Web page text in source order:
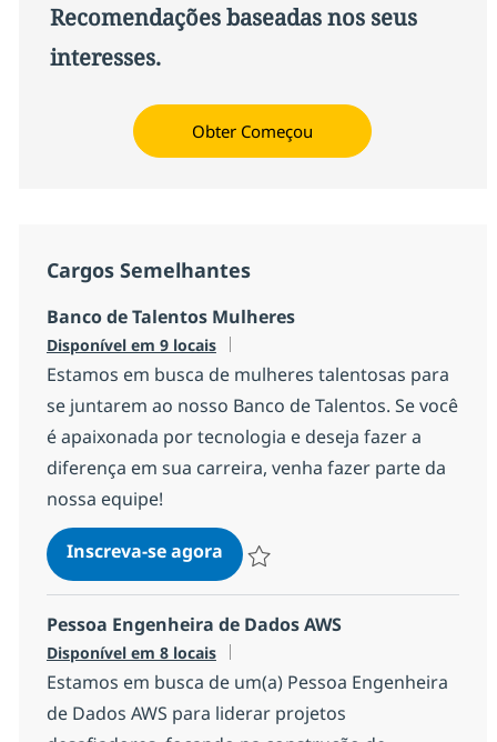
Recomendações baseadas nos seus
interesses.
Obter Começou
Cargos Semelhantes
Banco de Talentos Mulheres
Disponível em 9 locais
Estamos em busca de mulheres talentosas para
se juntarem ao nosso Banco de Talentos. Se você
é apaixonada por tecnologia e deseja fazer a
diferença em sua carreira, venha fazer parte da
nossa equipe!
Inscreva-se agoraBanco de Talentos Mulheres
Pessoa Engenheira de Dados AWS
Disponível em 8 locais
Estamos em busca de um(a) Pessoa Engenheira
de Dados AWS para liderar projetos